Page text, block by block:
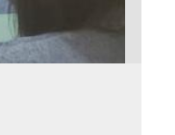
Normas Laboratório
de Zoologia